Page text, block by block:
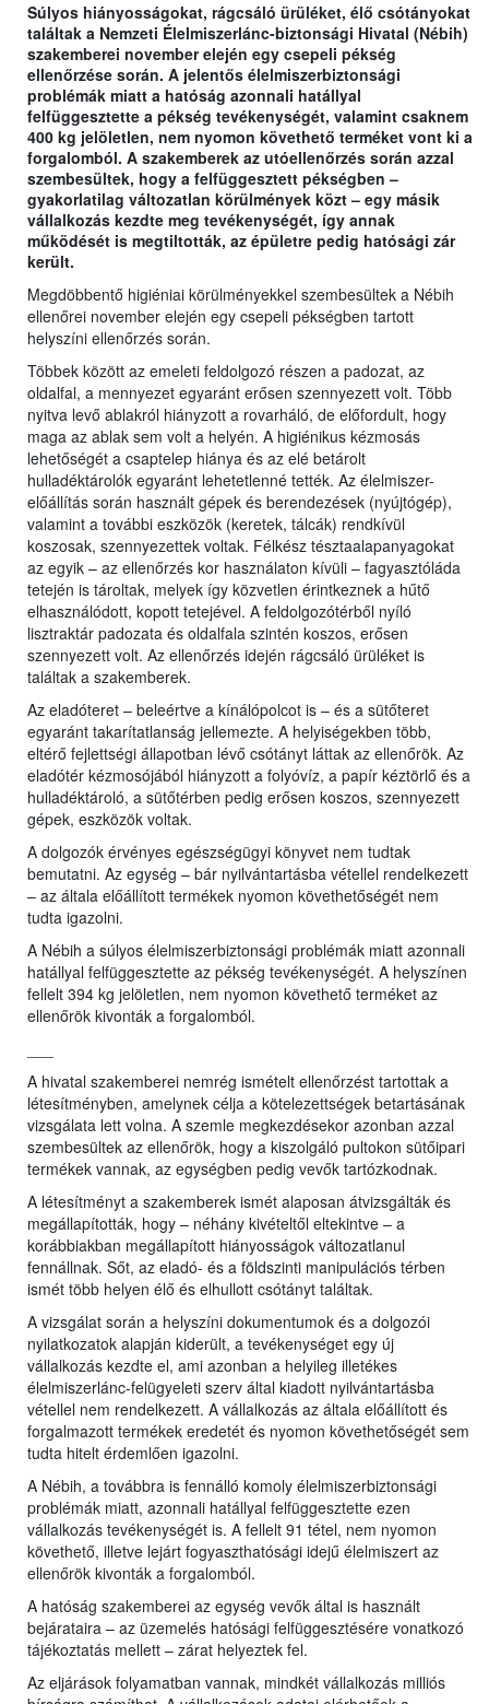
Súlyos hiányosságokat, rágcsáló ürüléket, élő csótányokat
találtak a Nemzeti Élelmiszerlánc-biztonsági Hivatal (Nébih)
szakemberei november elején egy csepeli pékség
ellenőrzése során. A jelentős élelmiszerbiztonsági
problémák miatt a hatóság azonnali hatállyal
felfüggesztette a pékség tevékenységét, valamint csaknem
400 kg jelöletlen, nem nyomon követhető terméket vont ki a
forgalomból. A szakemberek az utóellenőrzés során azzal
szembesültek, hogy a felfüggesztett pékségben –
gyakorlatilag változatlan körülmények közt – egy másik
vállalkozás kezdte meg tevékenységét, így annak
működését is megtiltották, az épületre pedig hatósági zár
került.
Megdöbbentő higiéniai körülményekkel szembesültek a Nébih
ellenőrei november elején egy csepeli pékségben tartott
helyszíni ellenőrzés során.
Többek között az emeleti feldolgozó részen a padozat, az
oldalfal, a mennyezet egyaránt erősen szennyezett volt. Több
nyitva levő ablakról hiányzott a rovarháló, de előfordult, hogy
maga az ablak sem volt a helyén. A higiénikus kézmosás
lehetőségét a csaptelep hiánya és az elé betárolt
hulladéktárolók egyaránt lehetetlenné tették. Az élelmiszer-
előállítás során használt gépek és berendezések (nyújtógép),
valamint a további eszközök (keretek, tálcák) rendkívül
koszosak, szennyezettek voltak. Félkész tésztaalapanyagokat
az egyik – az ellenőrzés kor használaton kívüli – fagyasztóláda
tetején is tároltak, melyek így közvetlen érintkeznek a hűtő
elhasználódott, kopott tetejével. A feldolgozótérből nyíló
lisztraktár padozata és oldalfala szintén koszos, erősen
szennyezett volt. Az ellenőrzés idején rágcsáló ürüléket is
találtak a szakemberek.
Az eladóteret – beleértve a kínálópolcot is – és a sütőteret
egyaránt takarítatlanság jellemezte. A helyiségekben több,
eltérő fejlettségi állapotban lévő csótányt láttak az ellenőrök. Az
eladótér kézmosójából hiányzott a folyóvíz, a papír kéztörlő és a
hulladéktároló, a sütőtérben pedig erősen koszos, szennyezett
gépek, eszközök voltak.
A dolgozók érvényes egészségügyi könyvet nem tudtak
bemutatni. Az egység – bár nyilvántartásba vétellel rendelkezett
– az általa előállított termékek nyomon követhetőségét nem
tudta igazolni.
A Nébih a súlyos élelmiszerbiztonsági problémák miatt azonnali
hatállyal felfüggesztette az pékség tevékenységét. A helyszínen
fellelt 394 kg jelöletlen, nem nyomon követhető terméket az
ellenőrök kivonták a forgalomból.
A hivatal szakemberei nemrég ismételt ellenőrzést tartottak a
létesítményben, amelynek célja a kötelezettségek betartásának
vizsgálata lett volna. A szemle megkezdésekor azonban azzal
szembesültek az ellenőrök, hogy a kiszolgáló pultokon sütőipari
termékek vannak, az egységben pedig vevők tartózkodnak.
A létesítményt a szakemberek ismét alaposan átvizsgálták és
megállapították, hogy – néhány kivételtől eltekintve – a
korábbiakban megállapított hiányosságok változatlanul
fennállnak. Sőt, az eladó- és a földszinti manipulációs térben
ismét több helyen élő és elhullott csótányt találtak.
A vizsgálat során a helyszíni dokumentumok és a dolgozói
nyilatkozatok alapján kiderült, a tevékenységet egy új
vállalkozás kezdte el, ami azonban a helyileg illetékes
élelmiszerlánc-felügyeleti szerv által kiadott nyilvántartásba
vétellel nem rendelkezett. A vállalkozás az általa előállított és
forgalmazott termékek eredetét és nyomon követhetőségét sem
tudta hitelt érdemlően igazolni.
A Nébih, a továbbra is fennálló komoly élelmiszerbiztonsági
problémák miatt, azonnali hatállyal felfüggesztette ezen
vállalkozás tevékenységét is. A fellelt 91 tétel, nem nyomon
követhető, illetve lejárt fogyaszthatósági idejű élelmiszert az
ellenőrök kivonták a forgalomból.
A hatóság szakemberei az egység vevők által is használt
bejárataira – az üzemelés hatósági felfüggesztésére vonatkozó
tájékoztatás mellett – zárat helyeztek fel.
Az eljárások folyamatban vannak, mindkét vállalkozás milliós